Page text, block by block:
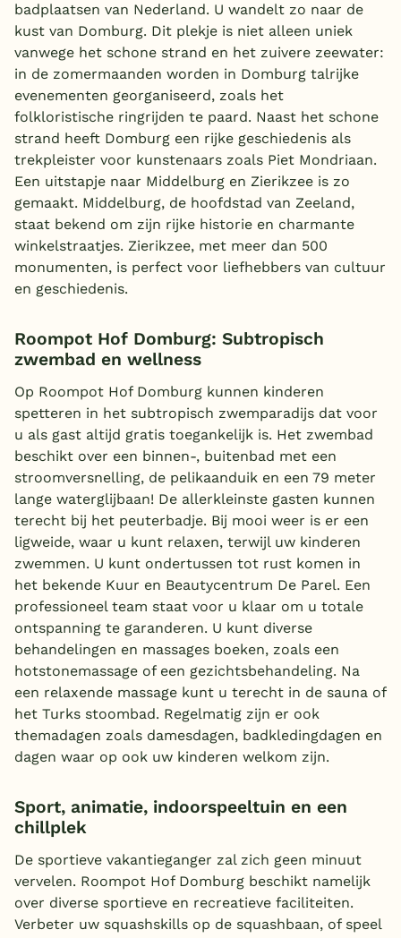
badplaatsen van Nederland. U wandelt zo naar de
kust van Domburg. Dit plekje is niet alleen uniek
vanwege het schone strand en het zuivere zeewater:
in de zomermaanden worden in Domburg talrijke
evenementen georganiseerd, zoals het
folkloristische ringrijden te paard. Naast het schone
strand heeft Domburg een rijke geschiedenis als
trekpleister voor kunstenaars zoals Piet Mondriaan.
Een uitstapje naar Middelburg en Zierikzee is zo
gemaakt. Middelburg, de hoofdstad van Zeeland,
staat bekend om zijn rijke historie en charmante
winkelstraatjes. Zierikzee, met meer dan 500
monumenten, is perfect voor liefhebbers van cultuur
en geschiedenis.
Roompot Hof Domburg: Subtropisch
zwembad en wellness
Op Roompot Hof Domburg kunnen kinderen
spetteren in het subtropisch zwemparadijs dat voor
u als gast altijd gratis toegankelijk is. Het zwembad
beschikt over een binnen-, buitenbad met een
stroomversnelling, de pelikaanduik en een 79 meter
lange waterglijbaan! De allerkleinste gasten kunnen
terecht bij het peuterbadje. Bij mooi weer is er een
ligweide, waar u kunt relaxen, terwijl uw kinderen
zwemmen. U kunt ondertussen tot rust komen in
het bekende Kuur en Beautycentrum De Parel. Een
professioneel team staat voor u klaar om u totale
ontspanning te garanderen. U kunt diverse
behandelingen en massages boeken, zoals een
hotstonemassage of een gezichtsbehandeling. Na
een relaxende massage kunt u terecht in de sauna of
het Turks stoombad. Regelmatig zijn er ook
themadagen zoals damesdagen, badkledingdagen en
dagen waar op ook uw kinderen welkom zijn.
Sport, animatie, indoorspeeltuin en een
chillplek
De sportieve vakantieganger zal zich geen minuut
vervelen. Roompot Hof Domburg beschikt namelijk
over diverse sportieve en recreatieve faciliteiten.
Verbeter uw squashskills op de squashbaan, of speel